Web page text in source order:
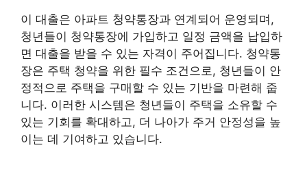
이 대출은 아파트 청약통장과 연계되어 운영되며,
청년들이 청약통장에 가입하고 일정 금액을 납입하
면 대출을 받을 수 있는 자격이 주어집니다. 청약통
장은 주택 청약을 위한 필수 조건으로, 청년들이 안
정적으로 주택을 구매할 수 있는 기반을 마련해 줍
니다. 이러한 시스템은 청년들이 주택을 소유할 수
있는 기회를 확대하고, 더 나아가 주거 안정성을 높
이는 데 기여하고 있습니다.